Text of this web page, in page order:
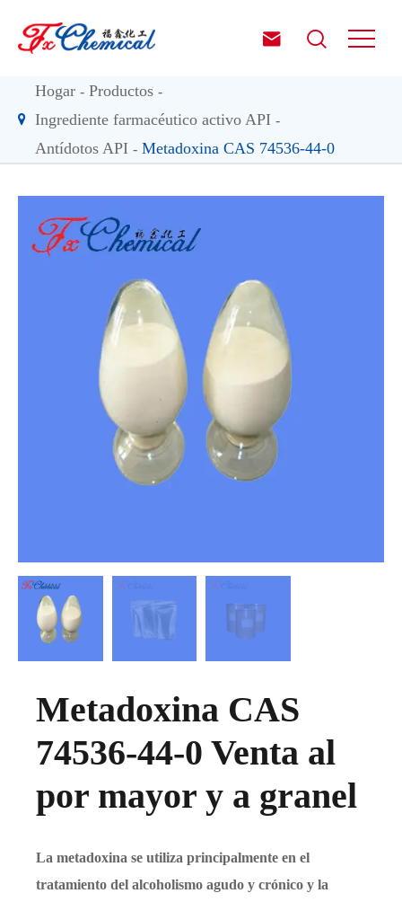
 
Hogar
Productos
Ingrediente farmacéutico activo API
Antídotos API
Metadoxina CAS 74536-44-0
Metadoxina CAS
74536-44-0 Venta al
por mayor y a granel
La metadoxina se utiliza principalmente en el
tratamiento del alcoholismo agudo y crónico y la